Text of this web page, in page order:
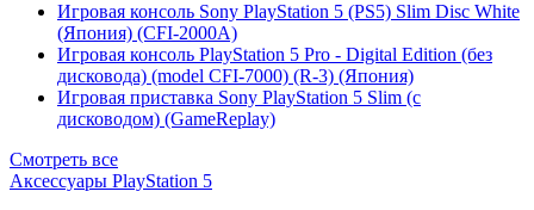
Игровая консоль Sony PlayStation 5 (PS5) Slim Disc White
(Япония) (CFI-2000A)
Игровая консоль PlayStation 5 Pro - Digital Edition (без
дисковода) (model CFI-7000) (R-3) (Япония)
Игровая приставка Sony PlayStation 5 Slim (с
дисководом) (GameReplay)
Смотреть все
Аксессуары PlayStation 5